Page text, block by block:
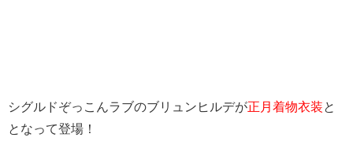
シグルドぞっこんラブのブリュンヒルデが正月着物衣装 と
となって登場！